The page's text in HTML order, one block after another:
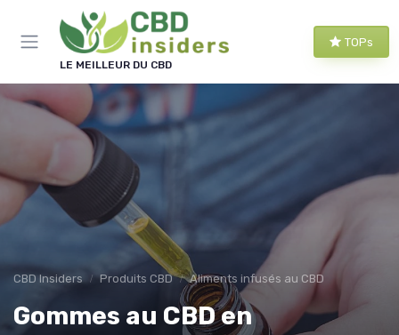
LE MEILLEUR DU CBD
TOPs
CBD Insiders Produits CBD Aliments infusés au CBD
Gommes au CBD en
Panneau de gestion des cookies